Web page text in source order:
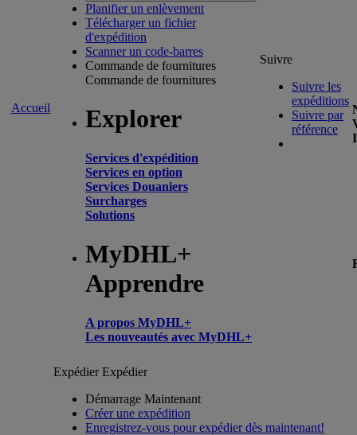
Accueil
Planifier un enlèvement
Télécharger un fichier
d'expédition
Scanner un code-barres
Commande de fournitures
Commande de fournitures
Explorer
Services d'expédition
Services en option
Services Douaniers
Surcharges
Solutions
MyDHL+
Apprendre
A propos MyDHL+
Les nouveautés avec MyDHL+
Suivre
Suivre les
expéditions
Suivre par
référence
ExpédierExpédier
Démarrage Maintenant
Créer une expédition
Enregistrez-vous pour expédier dès maintenant!